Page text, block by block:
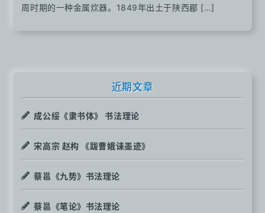
周时期的一种金属炊器。1849年出土于陕西郿 […]
近期文章
成公绥《隶书体》 书法理论
宋高宗 赵构 《跋曹娥诔墨迹》
蔡邕《九势》书法理论
蔡邕《笔论》书法理论